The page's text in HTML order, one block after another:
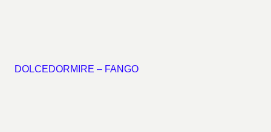
DOLCEDORMIRE – FANGO